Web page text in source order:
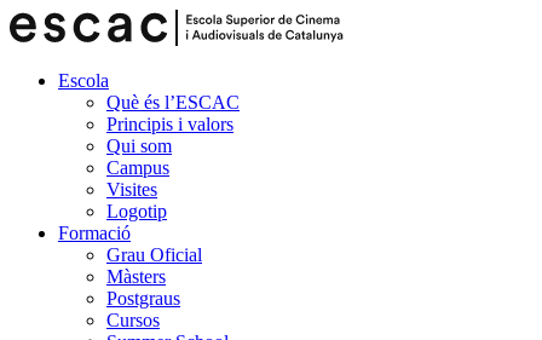
Escola
Què és l’ESCAC
Principis i valors
Qui som
Campus
Visites
Logotip
Formació
Grau Oficial
Màsters
Postgraus
Cursos